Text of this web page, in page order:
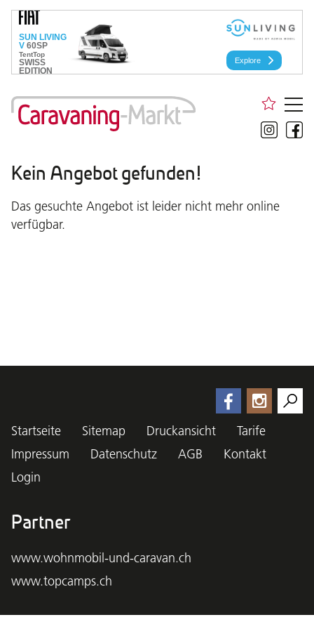
Kein Angebot gefunden!
Das gesuchte Angebot ist leider nicht mehr online
verfügbar.
Startseite Sitemap Druckansicht
Tarife
Impressum
Datenschutz AGB
Kontakt
Login
Partner
www.wohnmobil-und-caravan.ch
www.topcamps.ch